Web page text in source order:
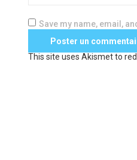
Save my name, email,
This site uses Akismet to